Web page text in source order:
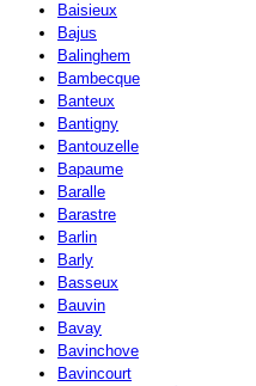
Baisieux
Bajus
Balinghem
Bambecque
Banteux
Bantigny
Bantouzelle
Bapaume
Baralle
Barastre
Barlin
Barly
Basseux
Bauvin
Bavay
Bavinchove
Bavincourt